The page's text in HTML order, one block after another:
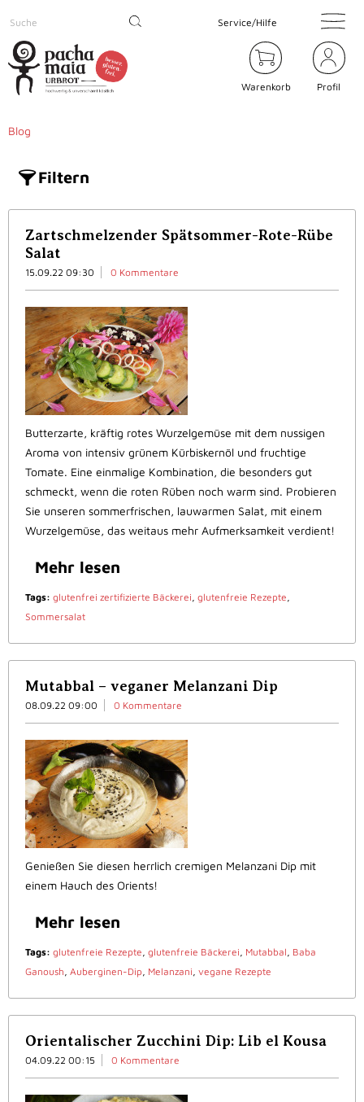
Service/Hilfe
Warenkorb Profil
Blog
Filtern
Zartschmelzender Spätsommer-Rote-Rübe
Salat
15.09.22 09:30 0 Kommentare
Butterzarte, kräftig rotes Wurzelgemüse mit dem nussigen
Aroma von intensiv grünem Kürbiskernöl und fruchtige
Tomate. Eine einmalige Kombination, die besonders gut
schmeckt, wenn die roten Rüben noch warm sind. Probieren
Sie unseren sommerfrischen, lauwarmen Salat, mit einem
Wurzelgemüse, das weitaus mehr Aufmerksamkeit verdient!
Mehr lesen
Tags: glutenfrei zertifizierte Bäckerei, glutenfreie Rezepte,
Sommersalat
Mutabbal – veganer Melanzani Dip
08.09.22 09:00 0 Kommentare
Genießen Sie diesen herrlich cremigen Melanzani Dip mit
einem Hauch des Orients!
Mehr lesen
Tags: glutenfreie Rezepte, glutenfreie Bäckerei, Mutabbal, Baba
Ganoush, Auberginen-Dip, Melanzani, vegane Rezepte
Orientalischer Zucchini Dip: Lib el Kousa
04.09.22 00:15 0 Kommentare